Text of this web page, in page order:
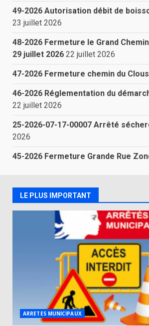
49-2026 Autorisation débit de
23 juillet 2026
48-2026 Fermeture le Grand
29 juillet 2026 22 juillet 2026
47-2026 Fermeture chemin du
46-2026 Réglementation du
22 juillet 2026
25-2026-07-17-00007 Arrêté
2026
45-2026 Fermeture Grande Rue
LE PLUS IMPORTANT
ARRETES MUNICIPAUX